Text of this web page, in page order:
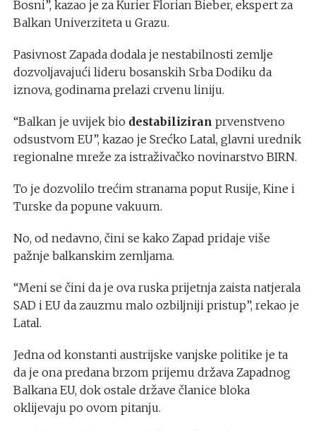
Bosni”, kazao je za Kurier Florian Bieber, ekspert za
Balkan Univerziteta u Grazu.
Pasivnost Zapada dodala je nestabilnosti zemlje
dozvoljavajući lideru bosanskih Srba Dodiku da
iznova, godinama prelazi crvenu liniju.
“Balkan je uvijek bio destabiliziran prvenstveno
odsustvom EU”, kazao je Srećko Latal, glavni urednik
regionalne mreže za istraživačko novinarstvo BIRN.
To je dozvolilo trećim stranama poput Rusije, Kine i
Turske da popune vakuum.
No, od nedavno, čini se kako Zapad pridaje više
pažnje balkanskim zemljama.
“Meni se čini da je ova ruska prijetnja zaista natjerala
SAD i EU da zauzmu malo ozbiljniji pristup”, rekao je
Latal.
Jedna od konstanti austrijske vanjske politike je ta
da je ona predana brzom prijemu država Zapadnog
Balkana EU, dok ostale države članice bloka
oklijevaju po ovom pitanju.